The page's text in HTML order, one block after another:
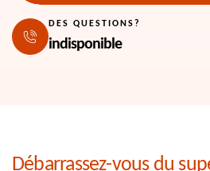
DES QUESTIONS?
indisponible
Débarrassez-vous du